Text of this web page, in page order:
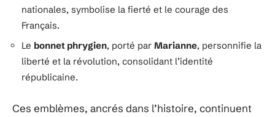
nationales, symbolise la fierté et le courage des
Français.
Le bonnet phrygien, porté par Marianne, personnifie la
liberté et la révolution, consolidant l’identité
républicaine.
Ces emblèmes, ancrés dans l’histoire, continuent